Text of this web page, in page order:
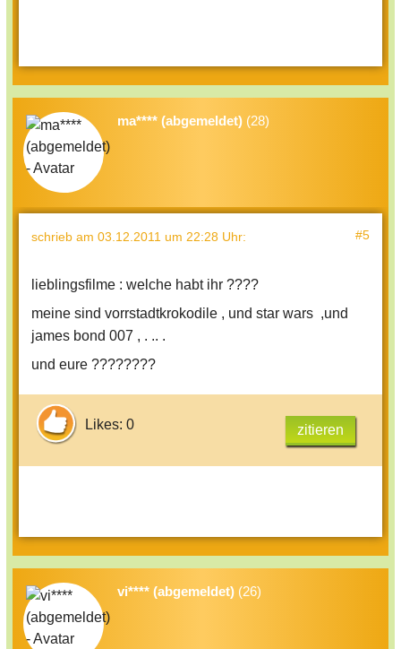
ma**** (abgemeldet) (28)
schrieb am 03.12.2011 um 22:28 Uhr: #5
lieblingsfilme : welche habt ihr ????
meine sind vorrstadtkrokodile , und star wars ,und
james bond 007 , . .. .
und eure ????????
Likes: 0 zitieren
vi**** (abgemeldet) (26)